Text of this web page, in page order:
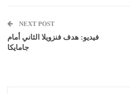
NEXT POST
فيديو: هدف فنزويلا الثاني أمام
جامايكا